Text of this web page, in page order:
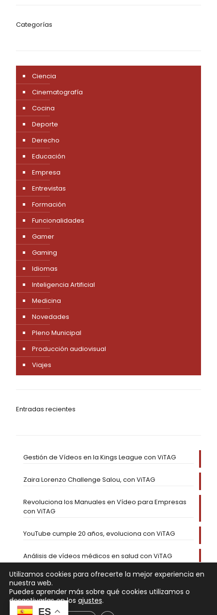
Categorías
Ciencia
Cinematografía
Cocina
Deporte
Derecho
Educación
Empresa
Entrevistas
Formación
Funcionalidades
Gamer
Gaming
Idiomas
Inteligencia Artificial
Medicina
Novedades
Pleno Municipal
Producción audiovisual
Viajes
Entradas recientes
Gestión de Vídeos en la Kings League con ViTAG
Zaira Lorenzo Challenge Salou, con ViTAG
Revoluciona los Manuales en Vídeo para Empresas
con ViTAG
YouTube cumple 20 años, evoluciona con ViTAG
Análisis de vídeos médicos en salud con ViTAG
ES
Utilizamos cookies para ofrecerte la mejor experiencia en
nuestra web.
Puedes aprender más sobre qué cookies utilizamos o
desactivarlas en los ajustes.